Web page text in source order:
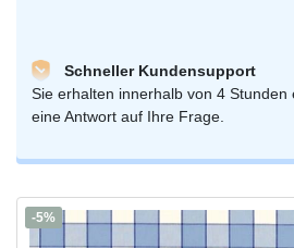
Schneller Kundensupport
Sie erhalten innerhalb von 4 Stunden
eine Antwort auf Ihre Frage.
-5%